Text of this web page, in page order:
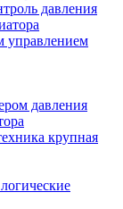
давления
управлением
давления
крупная